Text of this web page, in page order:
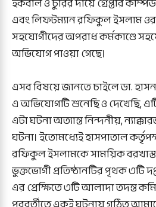
এবং লিফটম্যান রফিকুল ইসলাম
সহযোগীদের অপরাধ কর্মকাণ্ডে
অভিযোগ পাওয়া গেছে।
এসব বিষয়ে জানতে চাইলে ডা.
এ অভিযোগটি শুনেছি ও দেখেছি,
এটা ঘটনা অত্যান্ত নিন্দনীয়,
ঘটনা। ইতোমধ্যেই হাসপাতাল
রফিকুল ইসলামকে সাময়িক
ভুক্তভোগী প্রতিষ্ঠানটির পৃথক ৩টি
এর প্রেক্ষিতে ৩টি আলাদা তদন্ত